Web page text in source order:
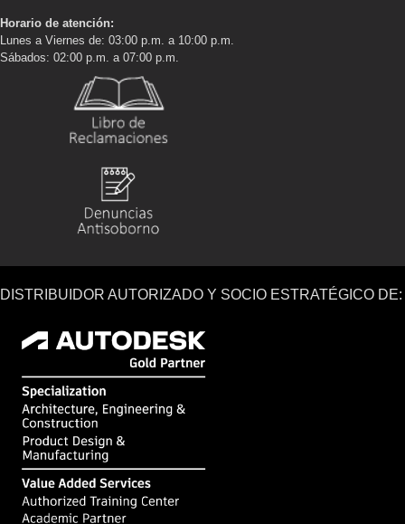
Horario de atención:
Lunes a Viernes de: 03:00 p.m. a 10:00 p.m.
Sábados: 02:00 p.m. a 07:00 p.m.
DISTRIBUIDOR AUTORIZADO Y SOCIO ESTRATÉGICO DE: